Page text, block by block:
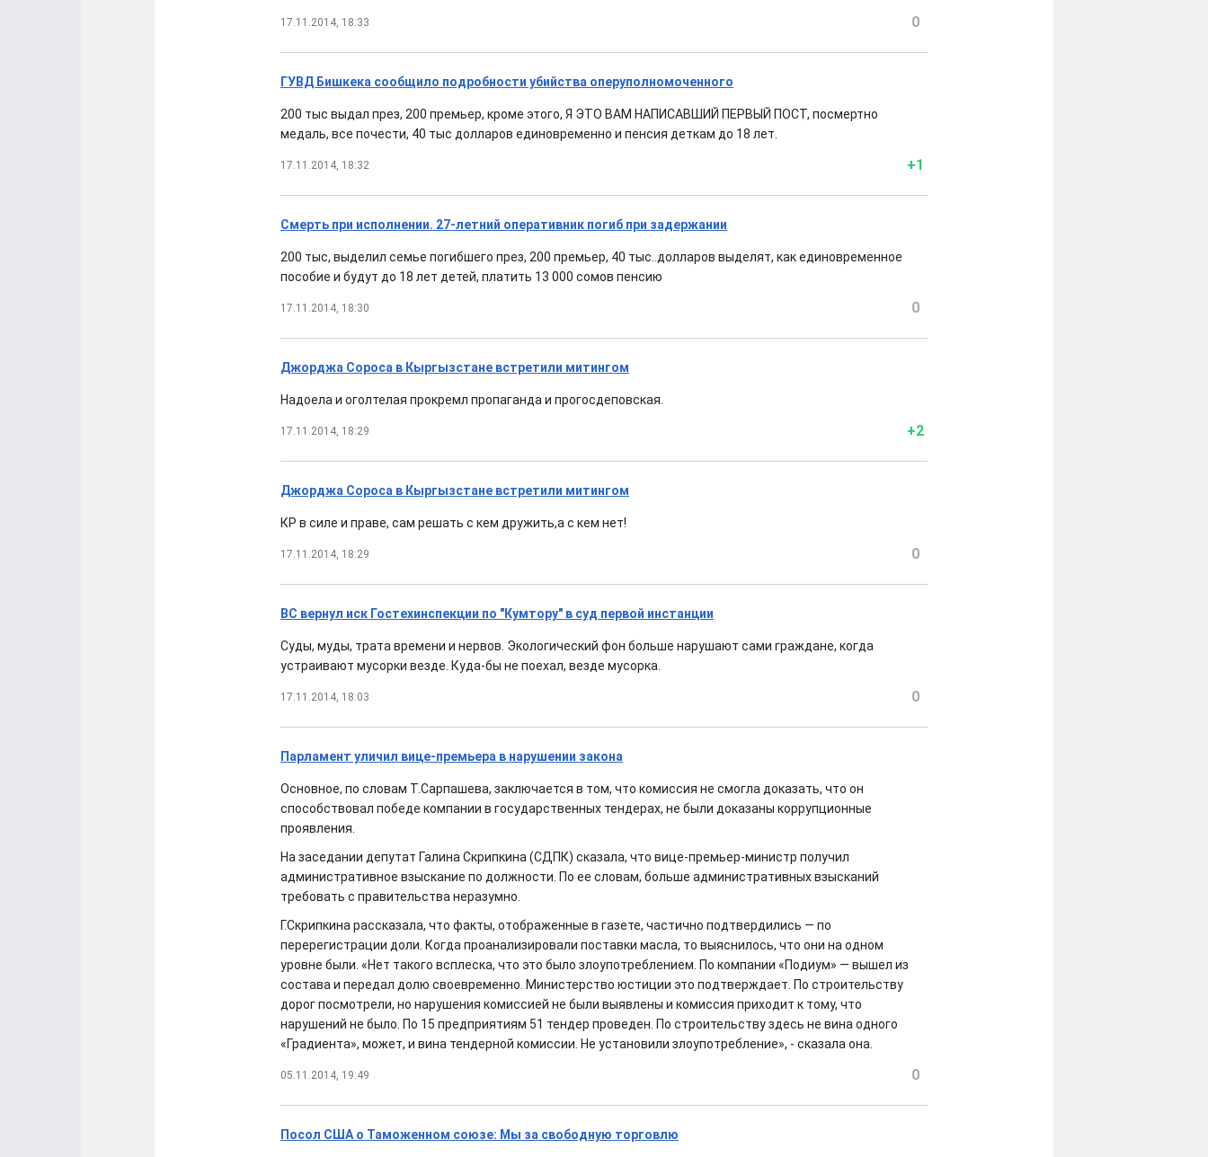
17.11.2014, 18:33 0
ГУВД Бишкека сообщило подробности убийства оперуполномоченного
200 тыс выдал през, 200 премьер, кроме этого, Я ЭТО ВАМ НАПИСАВШИЙ ПЕРВЫЙ ПОСТ, посмертно
медаль, все почести, 40 тыс долларов единовременно и пенсия деткам до 18 лет.
17.11.2014, 18:32 +1
Смерть при исполнении. 27-летний оперативник погиб при задержании
200 тыс, выделил семье погибшего през, 200 премьер, 40 тыс..долларов выделят, как единовременное
пособие и будут до 18 лет детей, платить 13 000 сомов пенсию
17.11.2014, 18:30 0
Джорджа Сороса в Кыргызстане встретили митингом
Надоела и оголтелая прокремл пропаганда и прогосдеповская.
17.11.2014, 18:29 +2
Джорджа Сороса в Кыргызстане встретили митингом
КР в силе и праве, сам решать с кем дружить,а с кем нет!
17.11.2014, 18:29 0
ВС вернул иск Гостехинспекции по "Кумтору" в суд первой инстанции
Суды, муды, трата времени и нервов. Экологический фон больше нарушают сами граждане, когда
устраивают мусорки везде. Куда-бы не поехал, везде мусорка.
17.11.2014, 18:03 0
Парламент уличил вице-премьера в нарушении закона
Основное, по словам Т.Сарпашева, заключается в том, что комиссия не смогла доказать, что он
способствовал победе компании в государственных тендерах, не были доказаны коррупционные
проявления.
На заседании депутат Галина Скрипкина (СДПК) сказала, что вице-премьер-министр получил
административное взыскание по должности. По ее словам, больше административных взысканий
требовать с правительства неразумно.
Г.Скрипкина рассказала, что факты, отображенные в газете, частично подтвердились — по
перерегистрации доли. Когда проанализировали поставки масла, то выяснилось, что они на одном
уровне были. «Нет такого всплеска, что это было злоупотреблением. По компании «Подиум» — вышел из
состава и передал долю своевременно. Министерство юстиции это подтверждает. По строительству
дорог посмотрели, но нарушения комиссией не были выявлены и комиссия приходит к тому, что
нарушений не было. По 15 предприятиям 51 тендер проведен. По строительству здесь не вина одного
«Градиента», может, и вина тендерной комиссии. Не установили злоупотребление», - сказала она.
05.11.2014, 19:49 0
Посол США о Таможенном союзе: Мы за свободную торговлю